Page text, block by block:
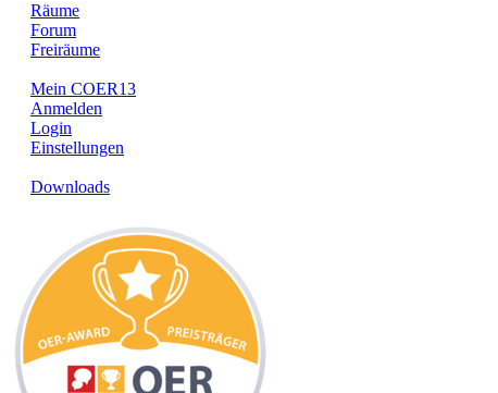
Räume
Forum
Freiräume
Mein COER13
Anmelden
Login
Einstellungen
Downloads